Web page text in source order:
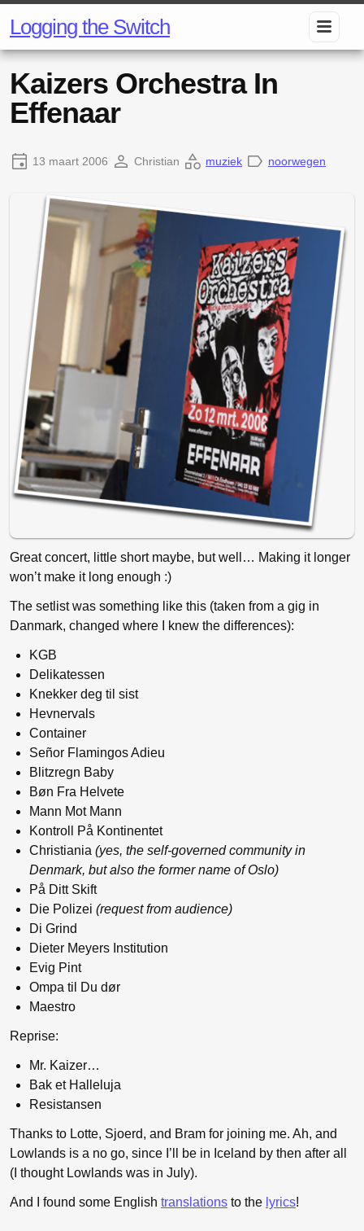
Logging the Switch
Kaizers Orchestra In
Effenaar
13 maart 2006 Christian muziek noorwegen
Great concert, little short maybe, but well… Making it longer
won’t make it long enough :)
The setlist was something like this (taken from a gig in
Danmark, changed where I knew the differences):
KGB
Delikatessen
Knekker deg til sist
Hevnervals
Container
Señor Flamingos Adieu
Blitzregn Baby
Bøn Fra Helvete
Mann Mot Mann
Kontroll På Kontinentet
Christiania (yes, the self-governed community in
Denmark, but also the former name of Oslo)
På Ditt Skift
Die Polizei (request from audience)
Di Grind
Dieter Meyers Institution
Evig Pint
Ompa til Du dør
Maestro
Reprise:
Mr. Kaizer…
Bak et Halleluja
Resistansen
Thanks to Lotte, Sjoerd, and Bram for joining me. Ah, and
Lowlands is a no go, since I’ll be in Iceland by then after all
(I thought Lowlands was in July).
And I found some English translations to the lyrics!